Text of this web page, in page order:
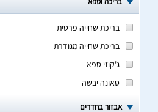
בריכת שחייה פרטית
בריכת שחייה מגודרת
ג'קוזי ספא
סאונה יבשה
אבזור בחדרים